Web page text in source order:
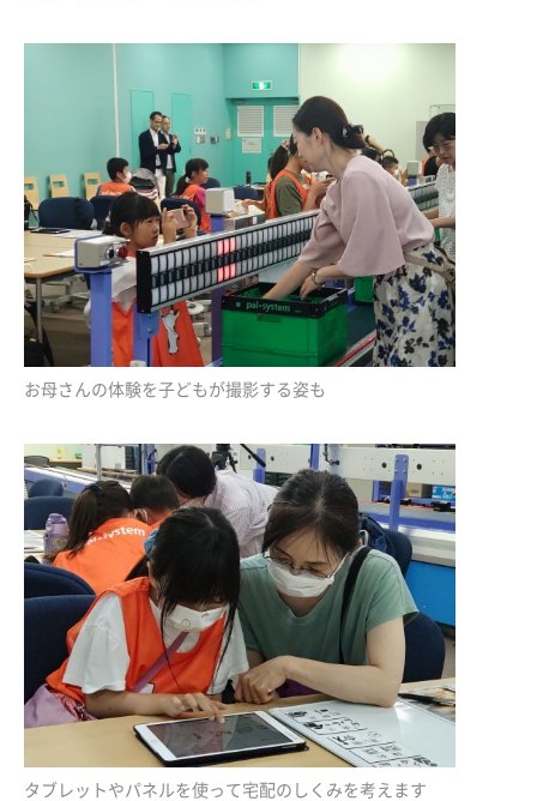
お母さんの体験を子どもが撮影する姿も
タブレットやパネルを使って宅配のしくみを考えます